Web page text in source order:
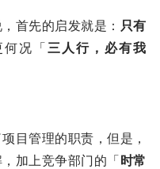
首先的启发就是： 只有
何况「 三人行，必有我
目管理的职责，但是，
加上竞争部门的「 时常